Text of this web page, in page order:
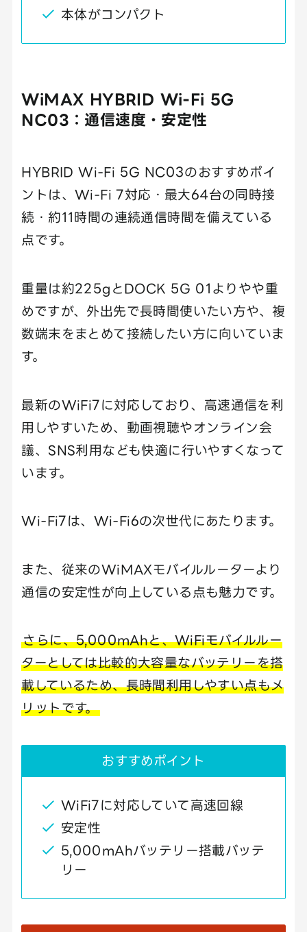
本体がコンパクト
WiMAX HYBRID Wi-Fi 5G
NC03：通信速度・安定性
HYBRID Wi-Fi 5G NC03のおすすめポイ
ントは、Wi-Fi 7対応・最大64台の同時接
続・約11時間の連続通信時間を備えている
点です。
重量は約225gとDOCK 5G 01よりやや重
めですが、外出先で長時間使いたい方や、複
数端末をまとめて接続したい方に向いていま
す。
最新のWiFi7に対応しており、高速通信を利
用しやすいため、動画視聴やオンライン会
議、SNS利用なども快適に行いやすくなって
います。
Wi-Fi7は、Wi-Fi6の次世代にあたります。
また、従来のWiMAXモバイルルーターより
通信の安定性が向上している点も魅力です。
さらに、5,000mAhと、WiFiモバイルルー
ターとしては比較的大容量なバッテリーを搭
載しているため、長時間利用しやすい点もメ
リットです。
おすすめポイント
WiFi7に対応していて高速回線
安定性
5,000mAhバッテリー搭載バッテ
リー